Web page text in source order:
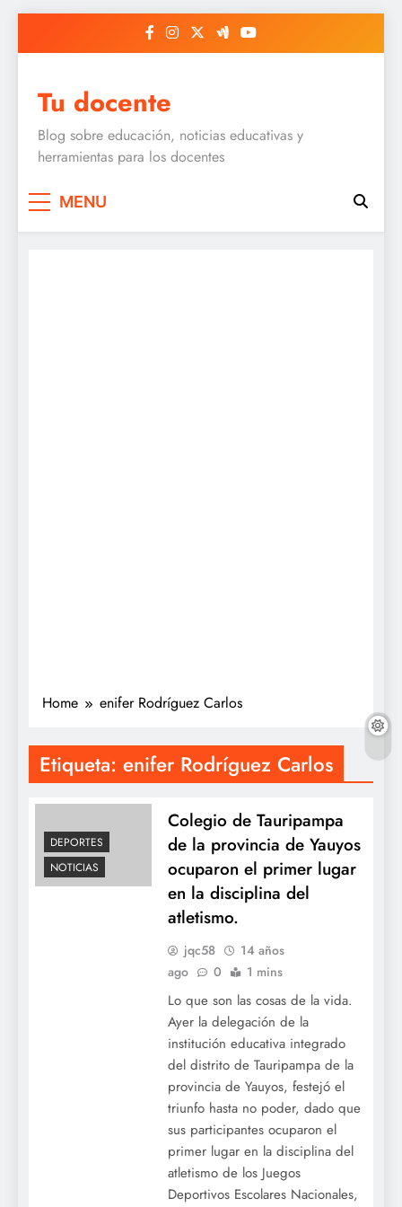
Tu docente
Blog sobre educación, noticias educativas y
herramientas para los docentes
MENU
Home enifer Rodríguez Carlos
Etiqueta: enifer Rodríguez Carlos
DEPORTES
NOTICIAS
Colegio de Tauripampa
de la provincia de Yauyos
ocuparon el primer lugar
en la disciplina del
atletismo.
jqc58
14 años
ago
0 1 mins
Lo que son las cosas de la vida.
Ayer la delegación de la
institución educativa integrado
del distrito de Tauripampa de la
provincia de Yauyos, festejó el
triunfo hasta no poder, dado que
sus participantes ocuparon el
primer lugar en la disciplina del
atletismo de los Juegos
Deportivos Escolares Nacionales,